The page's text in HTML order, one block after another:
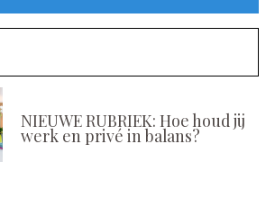
NIEUWE RUBRIEK: Hoe houd jij
werk en privé in balans?